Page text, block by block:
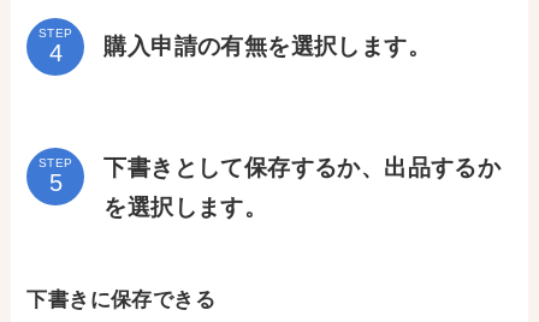
STEP
購入申請の有無を選択します。
STEP
下書きとして保存するか、出品するか
を選択します。
下書きに保存できる